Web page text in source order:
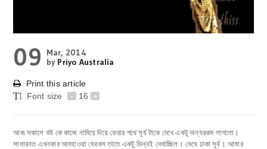
09
Mar, 2014
by Priyo Australia
Print this article
Font size
- 16 +
আজ সকালে বউ কে কাজে নামিয়ে দিয়ে ফেরার পথে সূর্য টাকে দেখে একটু অন্যরকম লাগলো।
সাধারনত এখনকার আবহাওয়া যেরকম তাতে একটু ভিন্নই দেখাচ্ছিল। মেঘে ঢাকা সূর্য। আমার